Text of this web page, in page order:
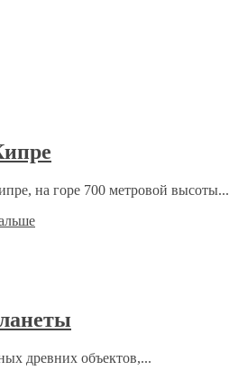
на горе 700 метровой высоты...
древних объектов,...